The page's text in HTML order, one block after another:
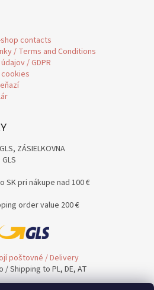
contacts
/ Terms and Conditions
/ GDPR
ZÁSIELKOVNA
SK pri nákupe nad 100 €
order value 200 €
poštovné / Delivery
Shipping to PL, DE, AT